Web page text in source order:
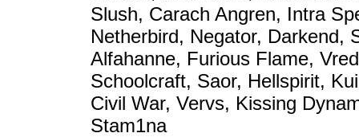
Slush, Carach Angren, Intra
Netherbird, Negator, Darkend,
Alfahanne, Furious Flame,
Schoolcraft, Saor, Hellspirit,
Civil War, Vervs, Kissing
Stam1na